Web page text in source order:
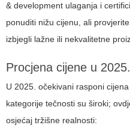
& development ulaganja i
ponuditi nižu cijenu, ali
izbjegli lažne ili nekvalitetne
Procjena cijene u
U 2025. očekivani rasponi
kategorije tečnosti su široki;
osjećaj tržišne realnosti: